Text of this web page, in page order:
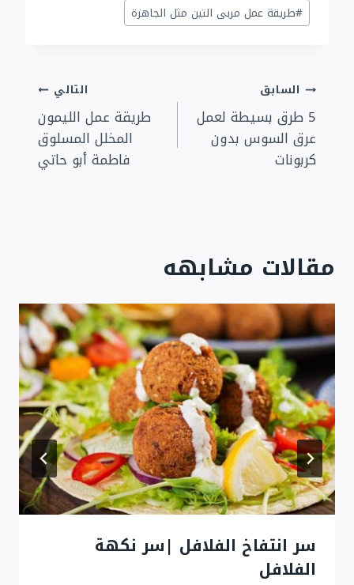
المقال:
#طريقة عمل مربى التين مثل الجاهزة
تصفّح
المقالات
السابق
5 طرق بسيطة لعمل
عرق السوس بدون
كربونات
التالي
طريقة عمل الليمون
المخلل المسلوق
فاطمة أبو حاتي
مقالات مشابهه
سر انتفاخ الفلافل |سر نكهة
الفلافل